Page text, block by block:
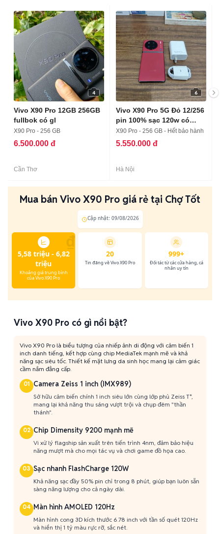
4
Vivo X90 Pro 12GB 256GB
fullbok có gl
X90 Pro - 256 GB
6.500.000 đ
Cần Thơ
6
Vivo X90 Pro 5G Đỏ 12/256
pin 100% sạc 120w có
COD
X90 Pro - 256 GB - Hết bảo hành
5.550.000 đ
Hà Nội
Mua bán Vivo X90 Pro giá rẻ tại Chợ Tốt
Cập nhật: 09/08/2026
₫
5,58 triệu - 6,82
triệu
Khoảng giá trung bình
của Vivo X90 Pro
20
Tin đăng về Vivo X90 Pro
999+
Đối tác từ các cửa hàng, cá
nhân uy tín
Vivo X90 Pro có gì nổi bật?
Vivo X90 Pro là biểu tượng của nhiếp ảnh di động với cảm biến 1
inch danh tiếng, kết hợp cùng chip MediaTek mạnh mẽ và khả
năng sạc siêu tốc. Thiết kế mặt lưng da sinh học mang lại cảm giác
cầm nắm đẳng cấp.
01 Camera Zeiss 1 inch (IMX989)
Sở hữu cảm biến chính 1 inch siêu lớn cùng lớp phủ Zeiss T*,
mang lại khả năng thu sáng vượt trội và chụp đêm "thần
thánh".
02 Chip Dimensity 9200 mạnh mẽ
Vi xử lý flagship sản xuất trên tiến trình 4nm, đảm bảo hiệu
năng mượt mà cho mọi tác vụ và chơi game đồ họa cao.
03 Sạc nhanh FlashCharge 120W
Khả năng sạc đầy 50% pin chỉ trong 8 phút, giúp bạn luôn sẵn
sàng năng lượng cho cả ngày dài.
04 Màn hình AMOLED 120Hz
Màn hình cong 3D kích thước 6.78 inch với tần số quét 120Hz
và hiển thị 1 tỷ màu rực rỡ, sắc nét.